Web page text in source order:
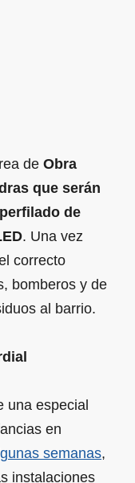
de Obra
que serán
de
. Una vez
correcto
bomberos y de
al barrio.
una especial
en
semanas,
instalaciones